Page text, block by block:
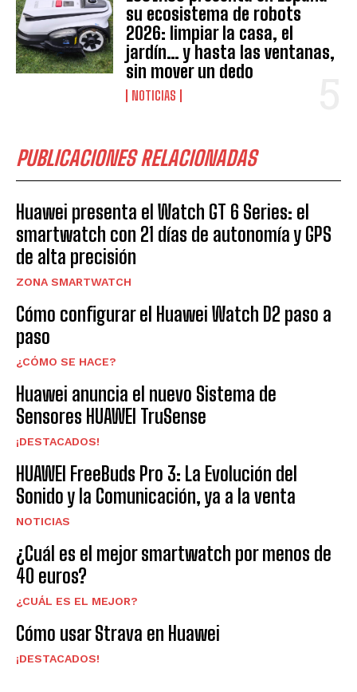
su ecosistema de robots
2026: limpiar la casa, el
jardín… y hasta las ventanas,
sin mover un dedo
NOTICIAS
PUBLICACIONES RELACIONADAS
Huawei presenta el Watch GT 6 Series: el
smartwatch con 21 días de autonomía y GPS
de alta precisión
ZONA SMARTWATCH
Cómo configurar el Huawei Watch D2 paso a
paso
¿CÓMO SE HACE?
Huawei anuncia el nuevo Sistema de
Sensores HUAWEI TruSense
¡DESTACADOS!
HUAWEI FreeBuds Pro 3: La Evolución del
Sonido y la Comunicación, ya a la venta
NOTICIAS
¿Cuál es el mejor smartwatch por menos de
40 euros?
¿CUÁL ES EL MEJOR?
Cómo usar Strava en Huawei
¡DESTACADOS!